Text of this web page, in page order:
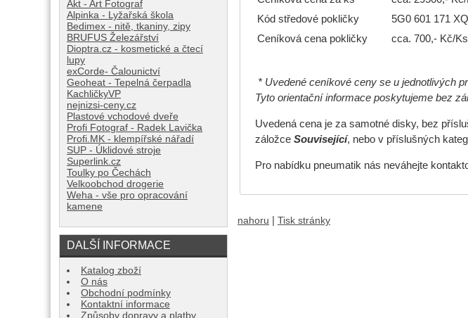
Kód středové pokličky
5G0 601 171 XQI
Ceníková cena pokličky
cca. 700,- Kč/
* Uvedené ceníkové ceny se u jednotlivých
Tyto orientační informace poskytujeme bez
Uvedená cena je za samotné disky, bez
záložce Související, nebo v příslušných
Pro nabídku pneumatik nás neváhejte
nahoru Tisk stránky
Akt - Art Fotograf
Alpinka - Lyžařská škola
Bedimex - nitě, tkaniny, zipy
BRUFUS Železářství
Dioptra.cz - kosmetické a čtecí
lupy
exCorde- Čalounictví
Geoheat - Tepelná čerpadla
KachličkyVP
nejnizsi-ceny.cz
Plastové vchodové dveře
Profi Fotograf - Radek Lavička
Profi.MK - klempířské nářadí
SUP - Úklidové stroje
Superlink.cz
Toulky po Čechách
Velkoobchod drogerie
Weha - vše pro opracování
kamene
DALŠÍ INFORMACE
Katalog zboží
O nás
Obchodní podmínky
Kontaktní informace
Způsoby dopravy a platby